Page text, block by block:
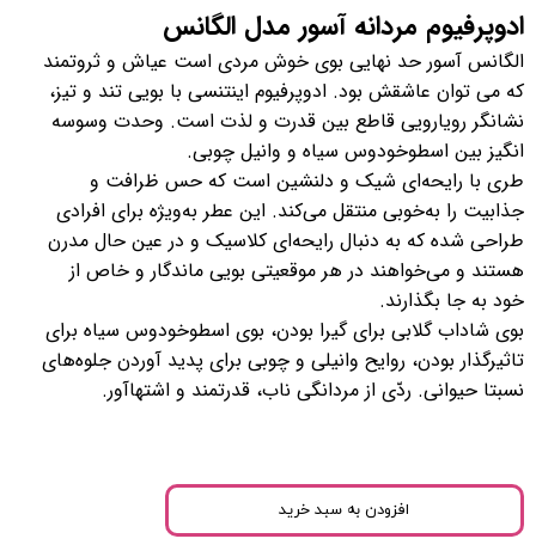
ادوپرفیوم مردانه آسور مدل الگانس
الگانس آسور حد نهایی بوی خوش مردی است عیاش و ثروتمند
که می توان عاشقش بود. ادوپرفیوم اینتنسی با بویی تند و تیز،
نشانگر رویارویی قاطع بین قدرت و لذت است. وحدت وسوسه
انگیز بین اسطوخودوس سیاه و وانیل چوبی.
طری با رایحه‌ای شیک و دلنشین است که حس ظرافت و
جذابیت را به‌خوبی منتقل می‌کند. این عطر به‌ویژه برای افرادی
طراحی شده که به دنبال رایحه‌ای کلاسیک و در عین حال مدرن
هستند و می‌خواهند در هر موقعیتی بویی ماندگار و خاص از
خود به جا بگذارند.
بوی شاداب گلابی برای گیرا بودن، بوی اسطوخودوس سیاه برای
تاثیرگذار بودن، روایح وانیلی و چوبی برای پدید آوردن جلوه‌های
نسبتا حیوانی. ردّی از مردانگی ناب، قدرتمند و اشتها‌آور.
افزودن به سبد خرید